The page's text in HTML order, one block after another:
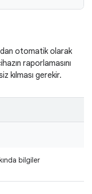
otomatik olarak
raporlamasını
kılması gerekir.
bilgiler